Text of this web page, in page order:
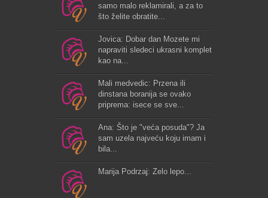
samo malo reklamirali, a za to
što želite obratite...
Jovica: Dobar dan Mozete mi
napraviti sledeci ukrasni komplet
kao na...
Mali medvedic: Przena ili
dinstana boranija se ovako
priprema: isece se sve...
Ana: Što je "veća posuda"? Ja
sam uzela najveću koju imam i
bila...
Marija Podrzaj: Zelo lepo...